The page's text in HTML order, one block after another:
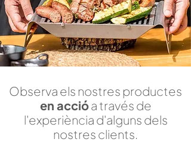
Observa els nostres productes
en accióa través de
l'experiència d'alguns dels
nostres clients.